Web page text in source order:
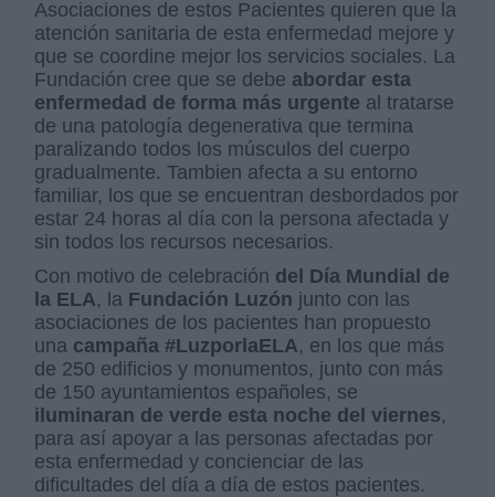
Asociaciones de estos Pacientes quieren que la
atención sanitaria de esta enfermedad mejore y
que se coordine mejor los servicios sociales. La
Fundación cree que se debe abordar esta
enfermedad de forma más urgente al tratarse
de una patología degenerativa que termina
paralizando todos los músculos del cuerpo
gradualmente. Tambien afecta a su entorno
familiar, los que se encuentran desbordados por
estar 24 horas al día con la persona afectada y
sin todos los recursos necesarios.
Con motivo de celebración del Día Mundial de
la ELA, la Fundación Luzón junto con las
asociaciones de los pacientes han propuesto
una campaña #LuzporlaELA, en los que más
de 250 edificios y monumentos, junto con más
de 150 ayuntamientos españoles, se
iluminaran de verde esta noche del viernes,
para así apoyar a las personas afectadas por
esta enfermedad y concienciar de las
dificultades del día a día de estos pacientes.